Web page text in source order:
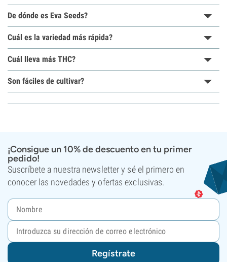
De dónde es Eva Seeds?
Cuál es la variedad más rápida?
Cuál lleva más THC?
Son fáciles de cultivar?
¡Consigue un 10% de descuento en tu primer
pedido!
Suscríbete a nuestra newsletter y sé el primero en
conocer las novedades y ofertas exclusivas.
Regístrate